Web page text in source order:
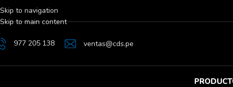
Skip to navigation
Skip to main content
977 205 138 ventas@cds.pe